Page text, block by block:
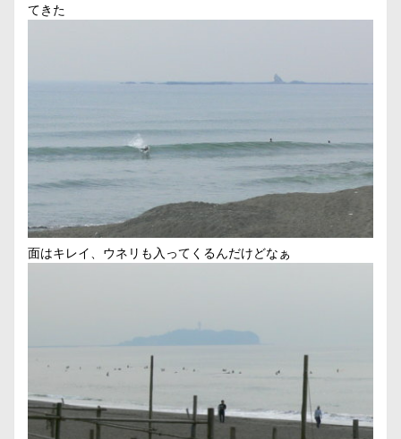
てきた
面はキレイ、ウネリも入ってくるんだけどなぁ